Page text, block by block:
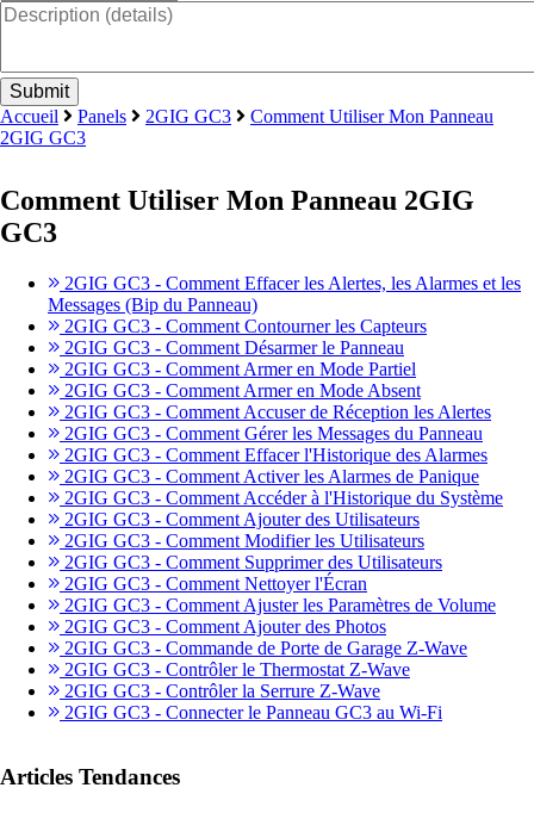
Accueil Panels 2GIG GC3
Comment Utiliser Mon Panneau
2GIG GC3
Comment Utiliser Mon Panneau 2GIG
GC3
2GIG GC3 - Comment Effacer les Alertes, les Alarmes et les
Messages (Bip du Panneau)
2GIG GC3 - Comment Contourner les Capteurs
2GIG GC3 - Comment Désarmer le Panneau
2GIG GC3 - Comment Armer en Mode Partiel
2GIG GC3 - Comment Armer en Mode Absent
2GIG GC3 - Comment Accuser de Réception les Alertes
2GIG GC3 - Comment Gérer les Messages du Panneau
2GIG GC3 - Comment Effacer l'Historique des Alarmes
2GIG GC3 - Comment Activer les Alarmes de Panique
2GIG GC3 - Comment Accéder à l'Historique du Système
2GIG GC3 - Comment Ajouter des Utilisateurs
2GIG GC3 - Comment Modifier les Utilisateurs
2GIG GC3 - Comment Supprimer des Utilisateurs
2GIG GC3 - Comment Nettoyer l'Écran
2GIG GC3 - Comment Ajuster les Paramètres de Volume
2GIG GC3 - Comment Ajouter des Photos
2GIG GC3 - Commande de Porte de Garage Z-Wave
2GIG GC3 - Contrôler le Thermostat Z-Wave
2GIG GC3 - Contrôler la Serrure Z-Wave
2GIG GC3 - Connecter le Panneau GC3 au Wi-Fi
Articles Tendances